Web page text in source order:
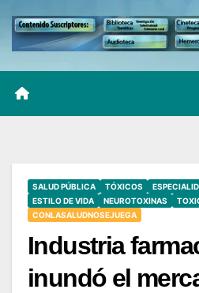
SALUD PÚBLICA TÓXICOS
ESTILO DE VIDA
NEUROTOXINAS
CONLASALUDNOSEJUEGA
Industria
inundó el